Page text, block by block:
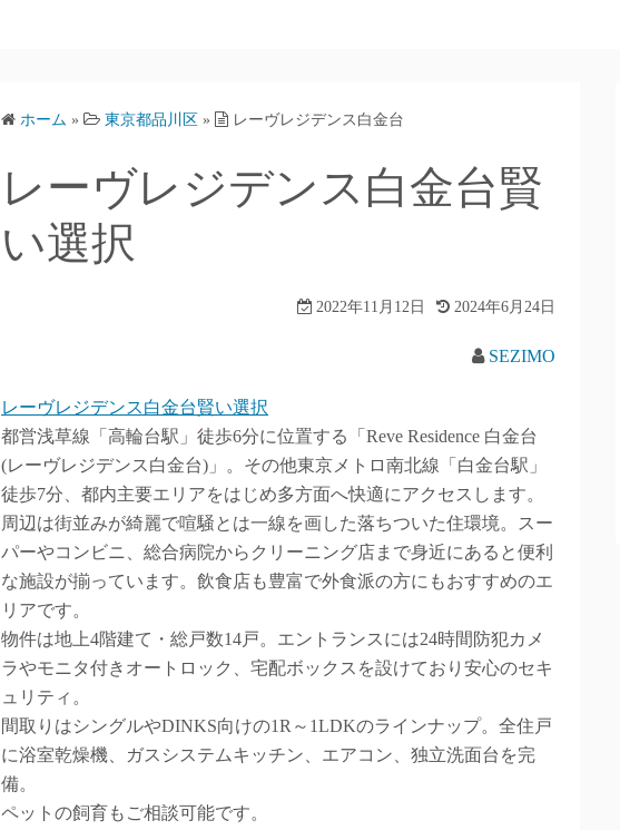
ホーム » 東京都品川区 » レーヴレジデンス白金台
レーヴレジデンス白金台賢
い選択
2022年11月12日 2024年6月24日
SEZIMO
レーヴレジデンス白金台賢い選択
都営浅草線「高輪台駅」徒歩6分に位置する「Reve Residence 白金台
(レーヴレジデンス白金台)」。その他東京メトロ南北線「白金台駅」
徒歩7分、都内主要エリアをはじめ多方面へ快適にアクセスします。
周辺は街並みが綺麗で喧騒とは一線を画した落ちついた住環境。スー
パーやコンビニ、総合病院からクリーニング店まで身近にあると便利
な施設が揃っています。飲食店も豊富で外食派の方にもおすすめのエ
リアです。
物件は地上4階建て・総戸数14戸。エントランスには24時間防犯カメ
ラやモニタ付きオートロック、宅配ボックスを設けており安心のセキ
ュリティ。
間取りはシングルやDINKS向けの1R～1LDKのラインナップ。全住戸
に浴室乾燥機、ガスシステムキッチン、エアコン、独立洗面台を完
備。
ペットの飼育もご相談可能です。